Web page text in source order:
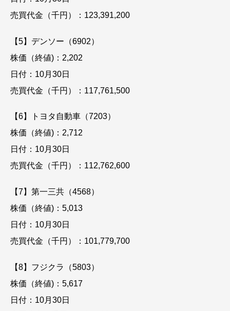
売買代金（千円）：123,391,200
【5】デンソー（6902）
株価（終値)：2,202
日付：10月30日
売買代金（千円）：117,761,500
【6】トヨタ自動車（7203）
株価（終値)：2,712
日付：10月30日
売買代金（千円）：112,762,600
【7】第一三共（4568）
株価（終値)：5,013
日付：10月30日
売買代金（千円）：101,779,700
【8】フジクラ（5803）
株価（終値)：5,617
日付：10月30日